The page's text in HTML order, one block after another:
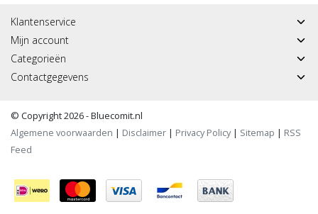
Klantenservice
Mijn account
Categorieën
Contactgegevens
© Copyright 2026 - Bluecomit.nl
Algemene voorwaarden | Disclaimer | Privacy Policy| Sitemap | RSS
Feed